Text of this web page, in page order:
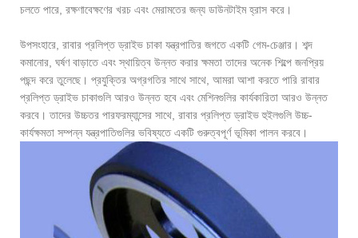
চলতে পারে, রক্ষণাবেক্ষণের খরচ এবং মেরামতের জন্য ডাউনটাইম হ্রাস করে।
উপসংহারে, রাবার প্রলিপ্ত ড্রাইভ চাকা যন্ত্রপাতির জগতে একটি গেম-চেঞ্জার। শব্দ
কমানোর, ঘর্ষণ বাড়াতে এবং স্থায়িত্ব উন্নত করার ক্ষমতা তাদের অনেক শিল্পে জনপ্রিয়
পছন্দ করে তুলেছে। প্রযুক্তির অগ্রগতির সাথে সাথে, আমরা আশা করতে পারি রাবার
প্রলিপ্ত ড্রাইভ চাকাগুলি আরও উন্নত হবে এবং মেশিনগুলির কার্যকারিতা আরও উন্নত
করবে। তাদের উচ্চতর পারফরম্যান্সের সাথে, রাবার প্রলিপ্ত ড্রাইভ হুইলগুলি উচ্চ-
কার্যক্ষমতা সম্পন্ন যন্ত্রপাতিগুলির ভবিষ্যতে একটি গুরুত্বপূর্ণ ভূমিকা পালন করবে।